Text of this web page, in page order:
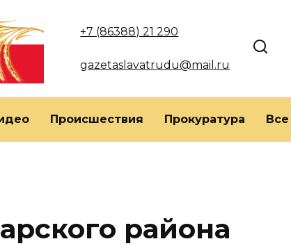
+7 (86388) 21 290
gazetaslavatrudu@mail.ru
Происшествия Прокуратура
района